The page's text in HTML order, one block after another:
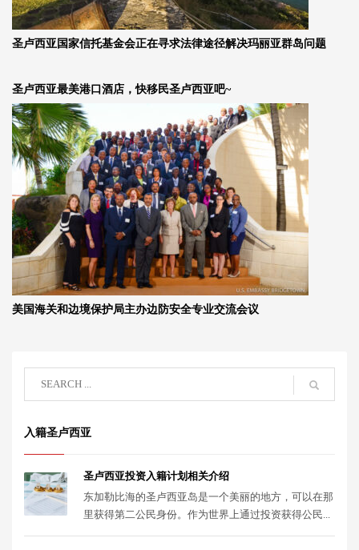
圣卢西亚国家信托基金会正在寻求法律途径解决玛丽亚群岛问题
圣卢西亚最美港口酒店，快移民圣卢西亚吧~
美国海关和边境保护局主办边防安全专业交流会议
入籍圣卢西亚
圣卢西亚投资入籍计划相关介绍
东加勒比海的圣卢西亚岛是一个美丽的地方，可以在那
里获得第二公民身份。作为世界上通过投资获得公民...